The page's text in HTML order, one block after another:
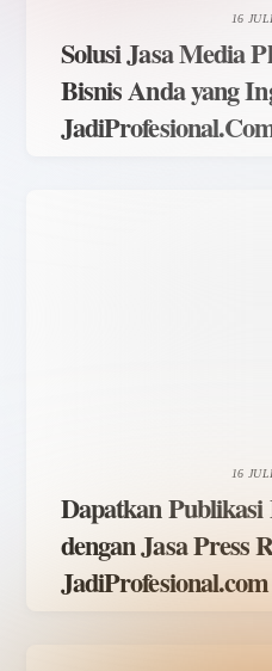
16
Solusi Jasa Media
Bisnis Anda yang
16
Dapatkan
dengan Jasa Press
JadiProfesional.com